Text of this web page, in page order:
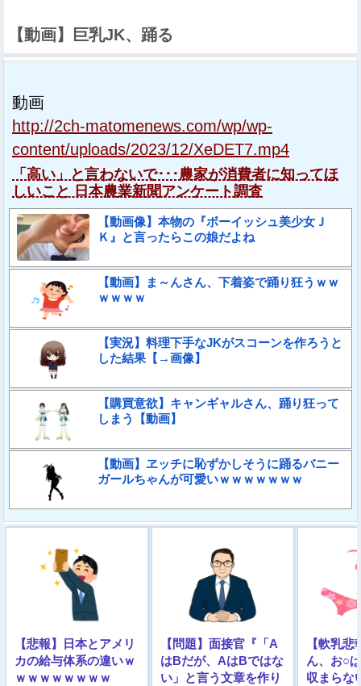
【動画】巨乳JK、踊る
動画
http://2ch-matomenews.com/wp/wp-
content/uploads/2023/12/XeDET7.mp4
「高い」と言わないで･･･農家が消費者に知ってほ
しいこと 日本農業新聞アンケート調査
【動画像】本物の『ボーイッシュ美少女Ｊ
Ｋ』と言ったらこの娘だよね
【動画】ま～んさん、下着姿で踊り狂うｗｗ
ｗｗｗｗ
【実況】料理下手なJKがスコーンを作ろうと
した結果【→画像】
【購買意欲】キャンギャルさん、踊り狂って
しまう【動画】
【動画】ヱッチに恥ずかしそうに踊るバニー
ガールちゃんが可愛いｗｗｗｗｗｗｗ
【悲報】日本とアメリ
カの給与体系の違いｗ
ｗｗｗｗｗｗｗｗ
【問題】面接官『「A
はBだが、AはBではな
い」と言う文章を作り
【軟乳
ん、お○
収まらな